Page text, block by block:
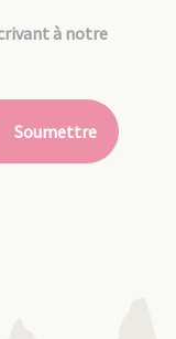
à notre
Soumettre